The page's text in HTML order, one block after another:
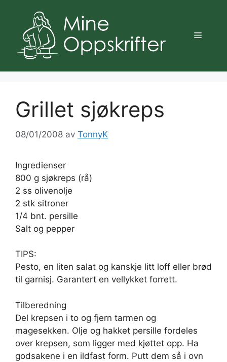
innhold
Meny
Grillet sjøkreps
08/01/2008 av TonnyK
Ingredienser
800 g sjøkreps (rå)
2 ss olivenolje
2 stk sitroner
1/4 bnt. persille
Salt og pepper
TIPS:
Pesto, en liten salat og kanskje litt loff eller brød
til garnisj. Garantert en vellykket forrett.
Tilberedning
Del krepsen i to og fjern tarmen og
magesekken. Olje og hakket persille fordeles
over krepsen, som ligger med kjøttet opp. Ha
godsakene i en ildfast form. Putt dem så i ovn